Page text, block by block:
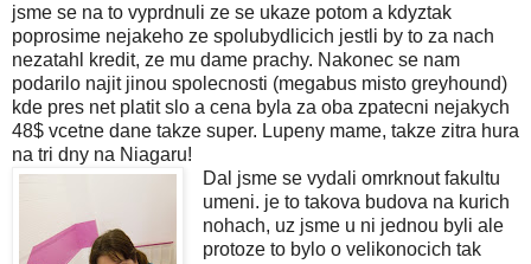
jsme se na to vyprdnuli ze se ukaze potom a kdyztak
poprosime nejakeho ze spolubydlicich jestli by to za nach
nezatahl kredit, ze mu dame prachy. Nakonec se nam
podarilo najit jinou spolecnosti (megabus misto greyhound)
kde pres net platit slo a cena byla za oba zpatecni nejakych
48$ vcetne dane takze super. Lupeny mame, takze zitra hura
na tri dny na Niagaru!
Dal jsme se vydali omrknout fakultu
umeni. je to takova budova na kurich
nohach, uz jsme u ni jednou byli ale
protoze to bylo o velikonocich tak